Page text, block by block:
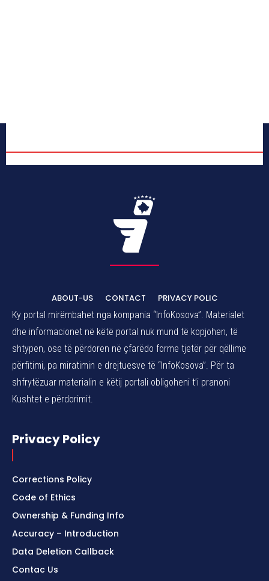
ABOUT-US CONTACT
PRIVACY POLIC
Ky portal mirëmbahet nga kompania “InfoKosova”. Materialet
dhe informacionet në këtë portal nuk mund të kopjohen, të
shtypen, ose të përdoren në çfarëdo forme tjetër për qëllime
përfitimi, pa miratimin e drejtuesve të “InfoKosova”. Për ta
shfrytëzuar materialin e këtij portali obligoheni t’i pranoni
Kushtet e përdorimit.
Privacy Policy
Corrections Policy
Code of Ethics
Ownership & Funding Info
Accuracy – Introduction
Data Deletion Callback
Contac Us